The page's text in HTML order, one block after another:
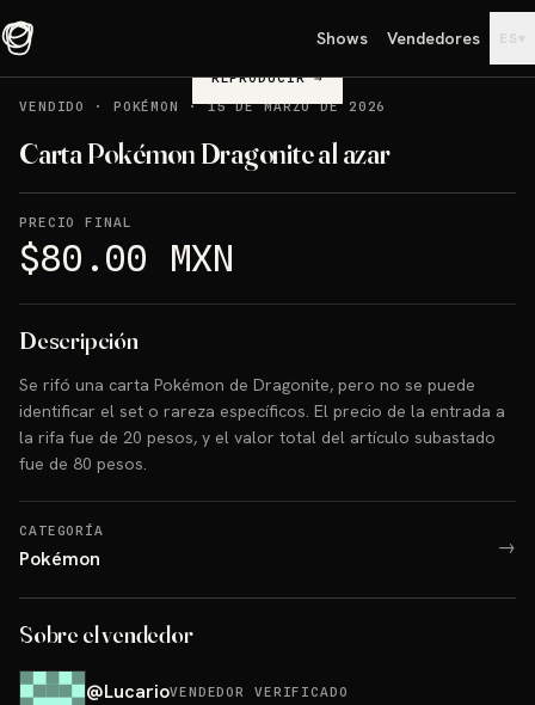
Shows Vendedores ES ▾
REPRODUCIR→
VENDIDO
· POKÉMON ·15 DE MARZO DE 2026
Carta Pokémon Dragonite al azar
PRECIO FINAL
$80.00 MXN
Descripción
Se rifó una carta Pokémon de Dragonite, pero no se puede
identificar el set o rareza específicos. El precio de la entrada a
la rifa fue de 20 pesos, y el valor total del artículo subastado
fue de 80 pesos.
CATEGORÍA
Pokémon →
Sobre el vendedor
@LucarioVENDEDOR VERIFICADO